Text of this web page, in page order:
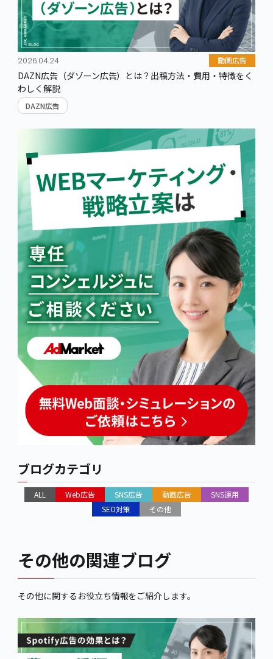
2026.04.24 動画広告
DAZN広告（ダゾーン広告）とは？出稿方法・費用・特徴をく
わしく解説
DAZN広告
ブログカテゴリ
ALL Web広告 SNS広告 動画広告
SNS運用
SEO対策
その他
その他の関連ブログ
その他に関するお役立ち情報をご紹介します。